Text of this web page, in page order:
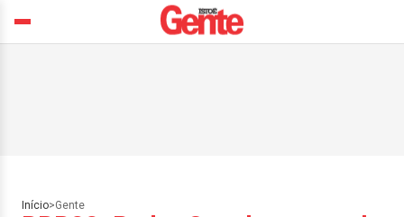
Início>Gente